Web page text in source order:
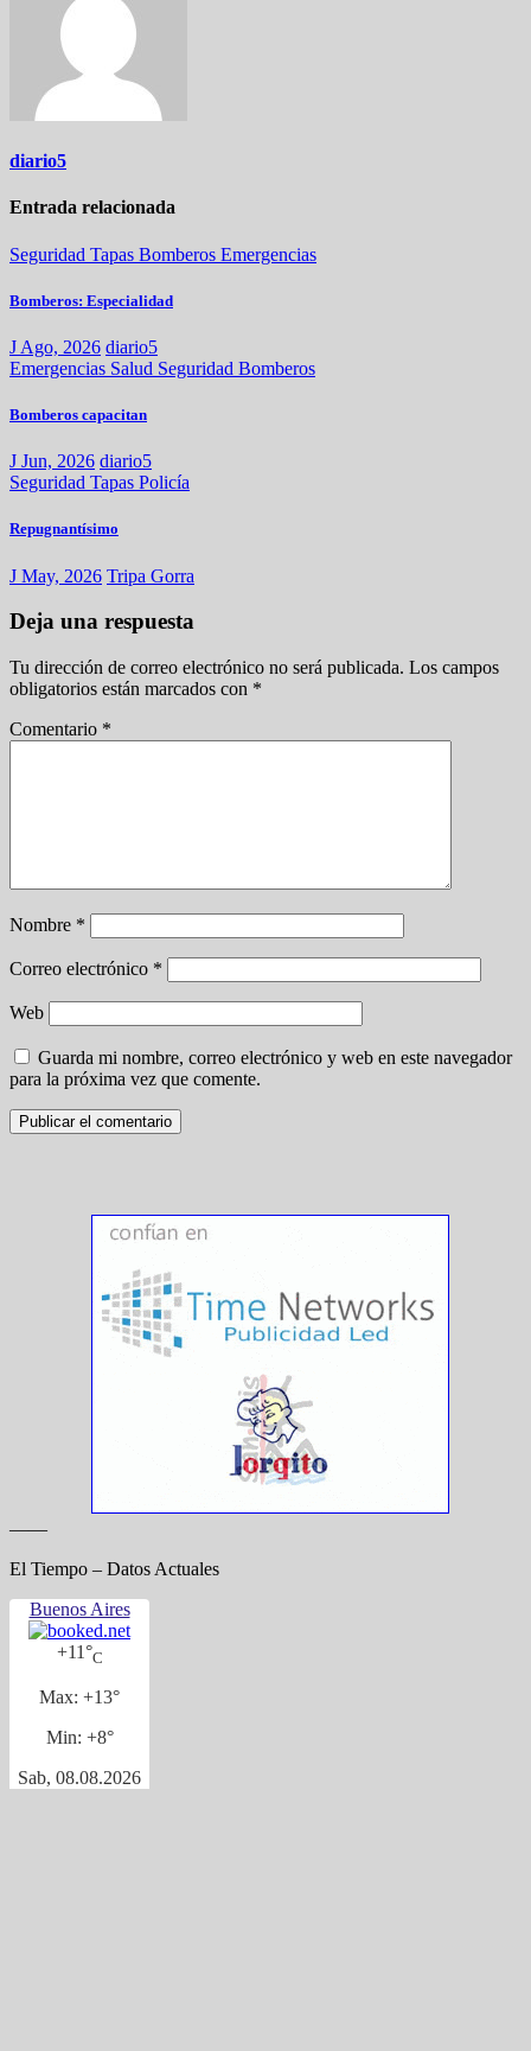
diario5
Entrada relacionada
Seguridad Tapas Bomberos Emergencias
Bomberos: Especialidad
J Ago, 2026 diario5
Emergencias Salud Seguridad Bomberos
Bomberos capacitan
J Jun, 2026 diario5
Seguridad Tapas Policía
Repugnantísimo
J May, 2026 Tripa Gorra
Deja una respuesta
Tu dirección de correo electrónico no será publicada. Los campos
obligatorios están marcados con *
Comentario *
Nombre *
Correo electrónico *
Web
Guarda mi nombre, correo electrónico y web en este navegador
para la próxima vez que comente.
——
El Tiempo – Datos Actuales
Buenos Aires
+11°C
Max: +13°
Min: +8°
Sab, 08.08.2026